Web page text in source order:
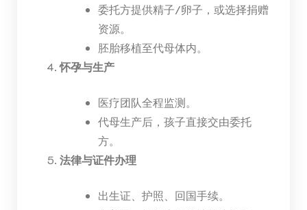
委托方提供精子/卵子，或选择捐赠
资源。
胚胎移植至代母体内。
怀孕与生产
医疗团队全程监测。
代母生产后，孩子直接交由委托
方。
法律与证件办理
出生证、护照、回国手续。